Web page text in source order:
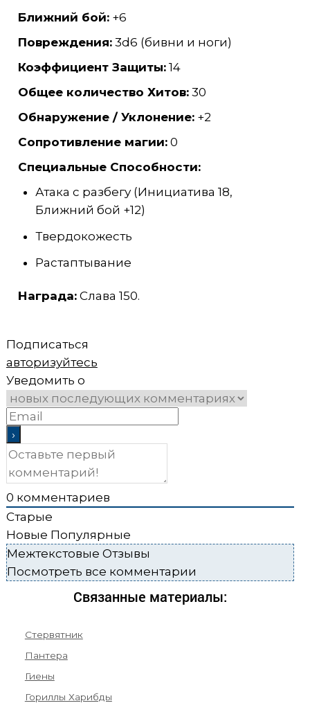
Ближний бой:+6
Повреждения:3d6 (бивни и ноги)
Коэффициент Защиты:14
Общее количество Хитов:30
Обнаружение / Уклонение:+2
Сопротивление магии:0
Специальные Способности:
Атака с разбегу (Инициатива 18,
Ближний бой +12)
Твердокожесть
Растаптывание
Награда:Слава 150.
Подписаться
авторизуйтесь
Уведомить о
0 комментариев
Старые
Новые Популярные
Межтекстовые Отзывы
Посмотреть все комментарии
Связанные материалы:
Стервятник
Пантера
Гиены
Гориллы Харибды